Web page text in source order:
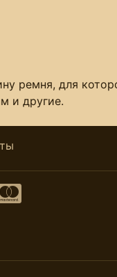
ремня, для
и другие.